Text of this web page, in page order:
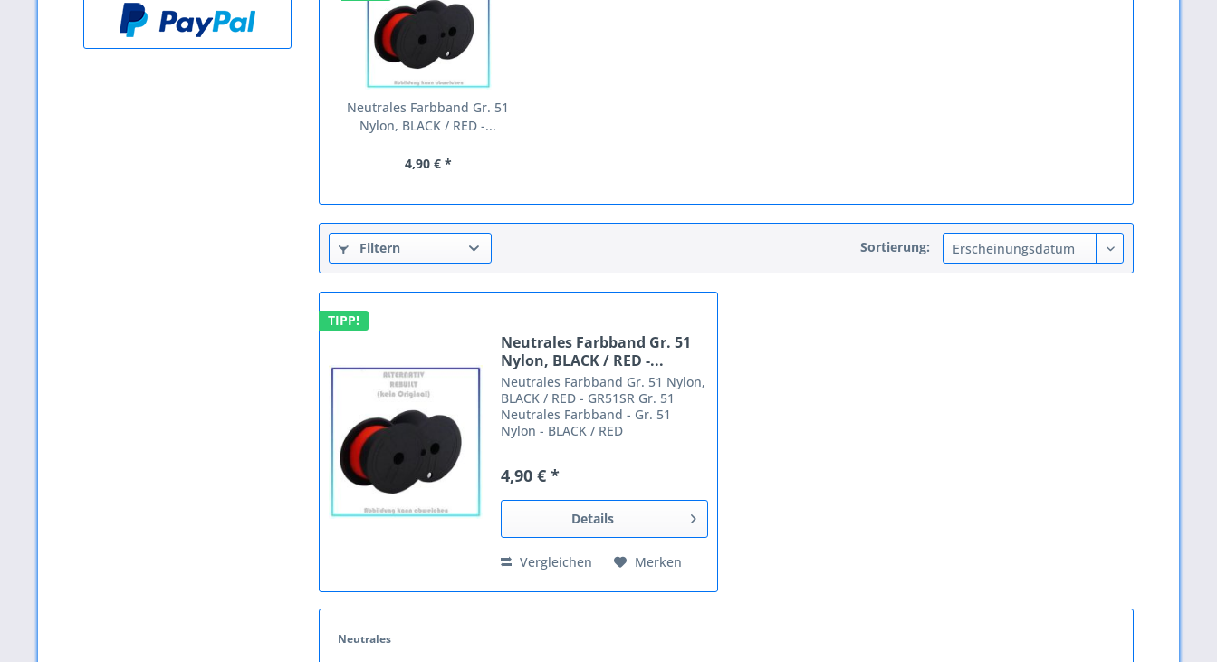
Neutrales Farbband Gr. 51
Nylon, BLACK / RED -...
4,90 € *
Filtern Sortierung:
TIPP!
Neutrales Farbband Gr. 51
Nylon, BLACK / RED -...
Neutrales Farbband Gr. 51 Nylon,
BLACK / RED - GR51SR Gr. 51
Neutrales Farbband - Gr. 51
Nylon - BLACK / RED
Instruments E 2006 TI 2006 TI 50
TI 500 TI 50 M TI 5155 TI 5219 II TI
4,90 € *
Details
Vergleichen Merken
Neutrales